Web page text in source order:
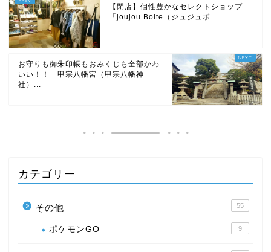
【閉店】個性豊かなセレクトショップ
「joujou Boite（ジュジュボ...
お守りも御朱印帳もおみくじも全部かわ
いい！！「甲宗八幡宮（甲宗八幡神
社）...
カテゴリー
その他 55
ポケモンGO 9